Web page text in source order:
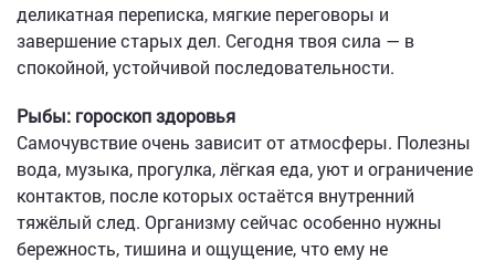
деликатная переписка, мягкие переговоры и
завершение старых дел. Сегодня твоя сила — в
спокойной, устойчивой последовательности.
Рыбы: гороскоп здоровья
Самочувствие очень зависит от атмосферы. Полезны
вода, музыка, прогулка, лёгкая еда, уют и ограничение
контактов, после которых остаётся внутренний
тяжёлый след. Организму сейчас особенно нужны
бережность, тишина и ощущение, что ему не